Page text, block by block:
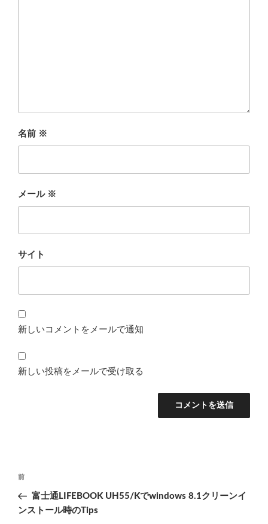
名前 ※
メール ※
サイト
新しいコメントをメールで通知
新しい投稿をメールで受け取る
投
ナ
前
の
投
前
富士通LIFEBOOK UH55/Kでwindows 8.1クリーンイ
ンストール時のTips